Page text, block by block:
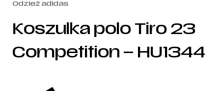
Odzież adidas
Koszulka polo Tiro 23
Competition – HU1344